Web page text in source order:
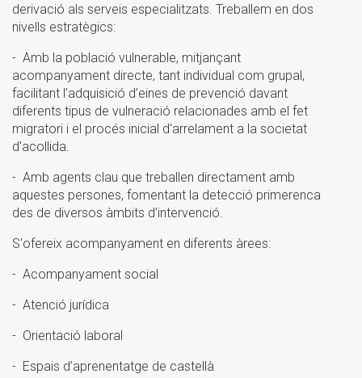
derivació als serveis especialitzats. Treballem en dos
nivells estratègics:
- Amb la població vulnerable, mitjançant
acompanyament directe, tant individual com grupal,
facilitant l’adquisició d’eines de prevenció davant
diferents tipus de vulneració relacionades amb el fet
migratori i el procés inicial d'arrelament a la societat
d'acollida.
- Amb agents clau que treballen directament amb
aquestes persones, fomentant la detecció primerenca
des de diversos àmbits d’intervenció.
S'ofereix acompanyament en diferents àrees:
- Acompanyament social
- Atenció jurídica
- Orientació laboral
- Espais d’aprenentatge de castellà